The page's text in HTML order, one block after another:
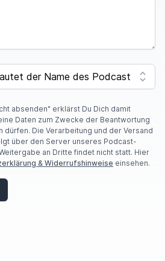
absenden" erklärst Du Dich damit
Daten zum Zwecke der Beantwortung
dürfen. Die Verarbeitung und der Versand
über den Server unseres Podcast-
an Dritte findet nicht statt. Hier
& Widerrufshinweise einsehen.